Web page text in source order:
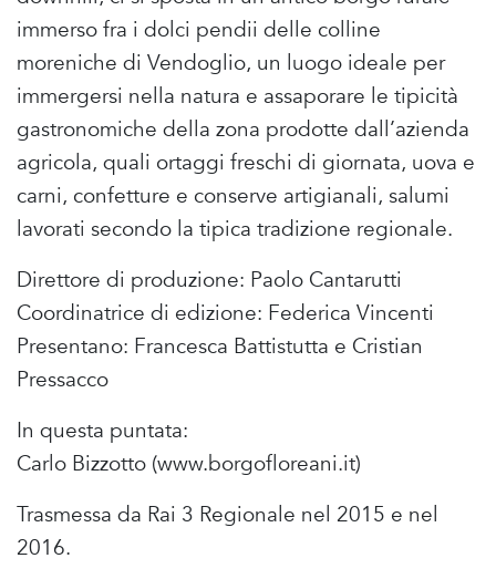
immerso fra i dolci pendii delle colline
moreniche di Vendoglio, un luogo ideale per
immergersi nella natura e assaporare le tipicità
gastronomiche della zona prodotte dall’azienda
agricola, quali ortaggi freschi di giornata, uova e
carni, confetture e conserve artigianali, salumi
lavorati secondo la tipica tradizione regionale.
Direttore di produzione: Paolo Cantarutti
Coordinatrice di edizione: Federica Vincenti
Presentano: Francesca Battistutta e Cristian
Pressacco
In questa puntata:
Carlo Bizzotto (www.borgofloreani.it)
Trasmessa da Rai 3 Regionale nel 2015 e nel
2016.